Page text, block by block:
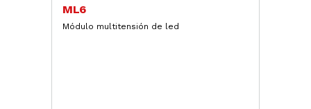
ML6
Módulo multitensión de led